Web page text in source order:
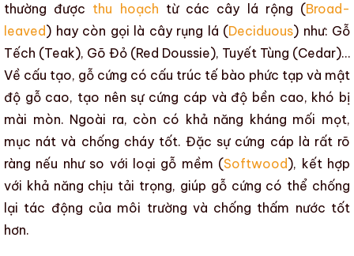
thường được thu hoạch từ các cây lá rộng (Broad-
leaved) hay còn gọi là cây rụng lá (Deciduous) như: Gỗ
Tếch (Teak), Gõ Đỏ (Red Doussie), Tuyết Tùng (Cedar)…
Về cấu tạo, gỗ cứng có cấu trúc tế bào phức tạp và mật
độ gỗ cao, tạo nên sự cứng cáp và độ bền cao, khó bị
mài mòn. Ngoài ra, còn có khả năng kháng mối mọt,
mục nát và chống cháy tốt. Đặc sự cứng cáp là rất rõ
ràng nếu như so với loại gỗ mềm (Softwood), kết hợp
với khả năng chịu tải trọng, giúp gỗ cứng có thể chống
lại tác động của môi trường và chống thấm nước tốt
hơn.